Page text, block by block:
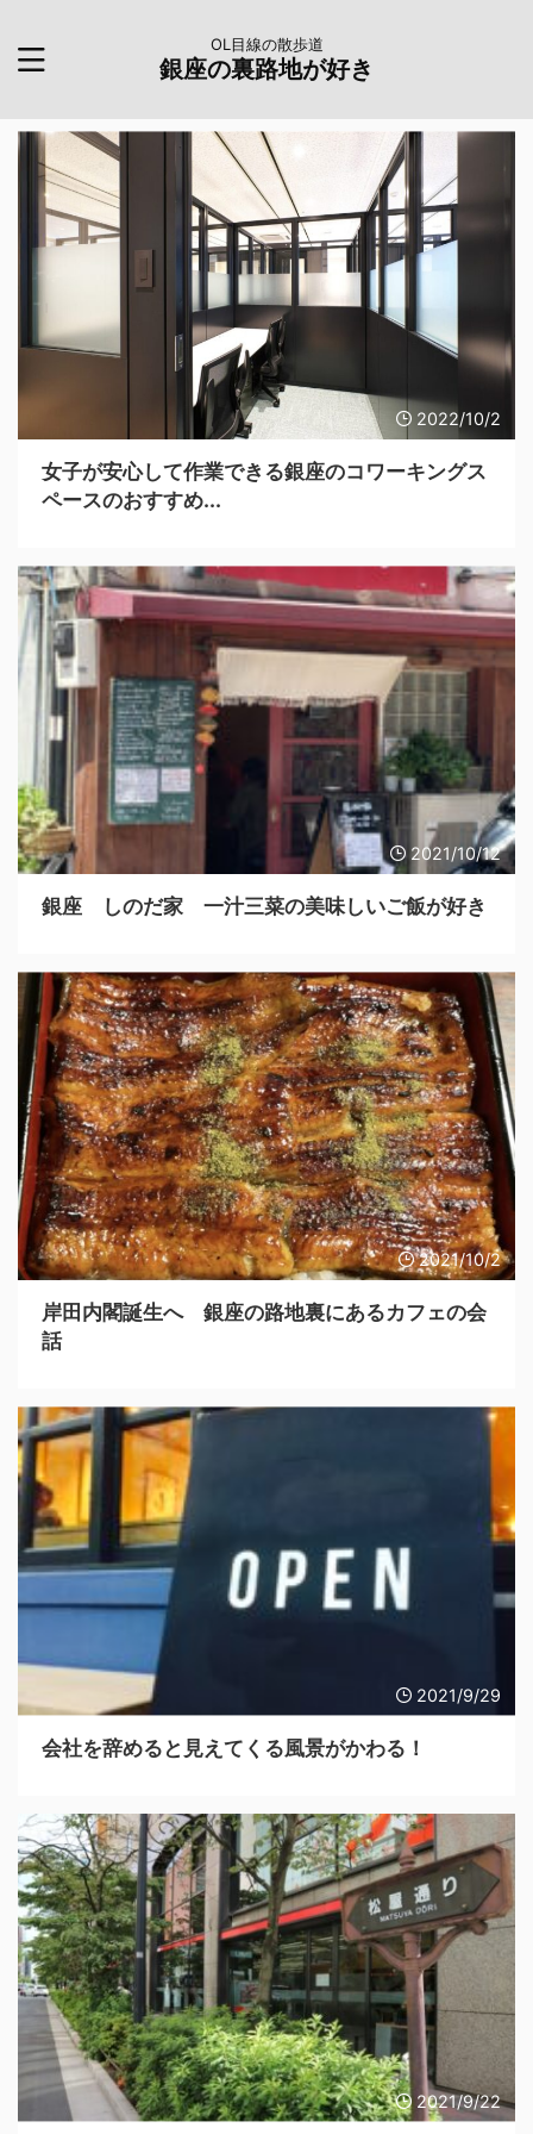
OL目線の散歩道
銀座の裏路地が好き
2022/10/2
女子が安心して作業できる銀座のコワーキングス
ペースのおすすめ...
2021/10/12
銀座 しのだ家 一汁三菜の美味しいご飯が好き
2021/10/2
岸田内閣誕生へ 銀座の路地裏にあるカフェの会
話
2021/9/29
会社を辞めると見えてくる風景がかわる！
2021/9/22